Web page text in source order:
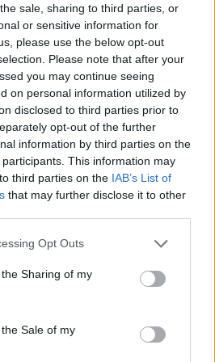
sale, sharing to third parties, or
or sensitive information for
please use the below opt-out
Please note that after your
you may continue seeing
on personal information utilized by
disclosed to third parties prior to
opt-out of the further
information by third parties on the
participants. This information may
third parties on the IAB’s List of
that may further disclose it to other
Opt Outs
Sharing of my
Sale of my
το
στην εποχή του AI
Η